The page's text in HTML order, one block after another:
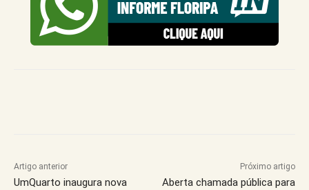
Artigo anterior
UmQuarto inaugura nova
Próximo artigo
Aberta chamada pública para